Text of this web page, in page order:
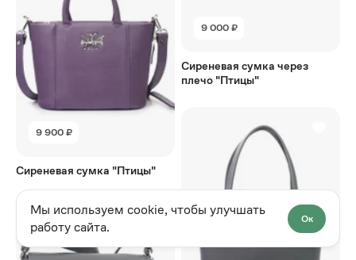
9 900 ₽
Сиреневая сумка "Птицы"
9 000 ₽
Сиреневая сумка через
плечо "Птицы"
Мы используем cookie, чтобы улучшать
работу сайта.
Ок